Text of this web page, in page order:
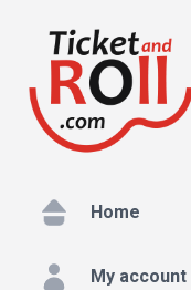
Home
My account